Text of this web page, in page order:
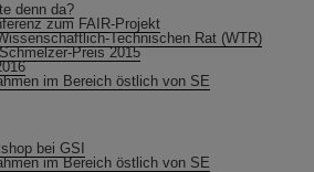
denn da?
zum FAIR-Projekt
Technischen Rat (WTR)
Preis 2015
im Bereich östlich von SE
bei GSI
im Bereich östlich von SE